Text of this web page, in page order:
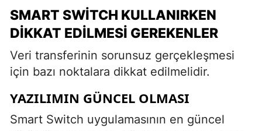
SMART SWITCH KULLANIRKEN
DIKKAT EDILMESI GEREKENLER
Veri transferinin sorunsuz gerçekleşmesi
için bazı noktalara dikkat edilmelidir.
YAZILIMIN GÜNCEL OLMASI
Smart Switch uygulamasının en güncel